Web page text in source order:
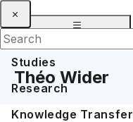
Studies
Research
Knowledge Transfer
Théo Wider